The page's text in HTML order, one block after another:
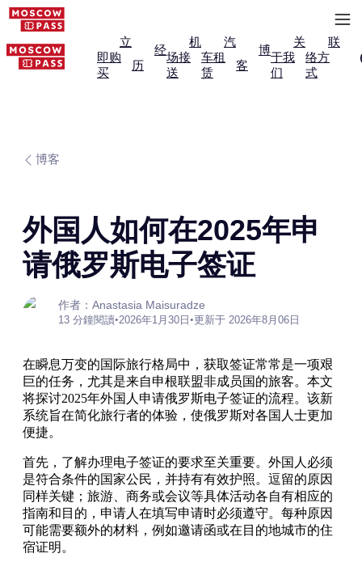
立
即购
买
经
历
机
场接
送
汽
车租
赁
博
客
关
于我
们
联
络方
式
博客
外国人如何在2025年申
请俄罗斯电子签证
作者：Anastasia Maisuradze
13 分鐘閱讀•2026年1月30日 •更新于 2026年8月06日
在瞬息万变的国际旅行格局中，获取签证常常是一项艰
巨的任务，尤其是来自申根联盟非成员国的旅客。本文
将探讨2025年外国人申请俄罗斯电子签证的流程。该新
系统旨在简化旅行者的体验，使俄罗斯对各国人士更加
便捷。
首先，了解办理电子签证的要求至关重要。外国人必须
是符合条件的国家公民，并持有有效护照。逗留的原因
同样关键；旅游、商务或会议等具体活动各自有相应的
指南和目的，申请人在填写申请时必须遵守。每种原因
可能需要额外的材料，例如邀请函或在目的地城市的住
宿证明。